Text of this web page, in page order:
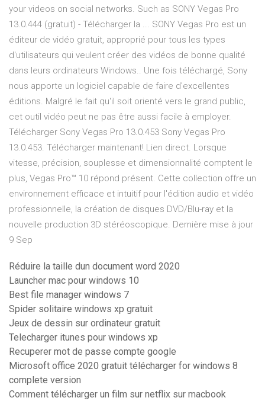
your videos on social networks. Such as SONY Vegas Pro
13.0.444 (gratuit) - Télécharger la ... SONY Vegas Pro est un
éditeur de vidéo gratuit, approprié pour tous les types
d'utilisateurs qui veulent créer des vidéos de bonne qualité
dans leurs ordinateurs Windows.. Une fois téléchargé, Sony
nous apporte un logiciel capable de faire d'excellentes
éditions. Malgré le fait qu'il soit orienté vers le grand public,
cet outil vidéo peut ne pas être aussi facile à employer.
Télécharger Sony Vegas Pro 13.0.453 Sony Vegas Pro
13.0.453. Télécharger maintenant! Lien direct. Lorsque
vitesse, précision, souplesse et dimensionnalité comptent le
plus, Vegas Pro™ 10 répond présent. Cette collection offre un
environnement efficace et intuitif pour l'édition audio et vidéo
professionnelle, la création de disques DVD/Blu-ray et la
nouvelle production 3D stéréoscopique. Dernière mise à jour
9 Sep
Réduire la taille dun document word 2020
Launcher mac pour windows 10
Best file manager windows 7
Spider solitaire windows xp gratuit
Jeux de dessin sur ordinateur gratuit
Telecharger itunes pour windows xp
Recuperer mot de passe compte google
Microsoft office 2020 gratuit télécharger for windows 8
complete version
Comment télécharger un film sur netflix sur macbook